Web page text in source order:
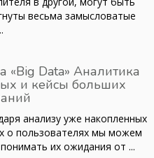
весьма замысловатые
«Big Data» Аналитика
и кейсы больших
анализу уже накопленных
о пользователях мы можем
их ожидания от ...